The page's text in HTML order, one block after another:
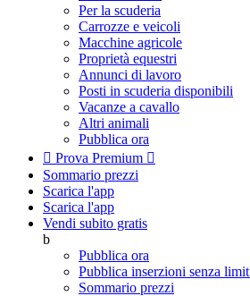
Per la scuderia
Carrozze e veicoli
Macchine agricole
Proprietà equestri
Annunci di lavoro
Posti in scuderia disponibili
Vacanze a cavallo
Altri animali
Pubblica ora
 Prova Premium 
Sommario prezzi
Scarica l'app
Scarica l'app
Vendi subito gratis
b
Pubblica ora
Pubblica inserzioni senza limit
Sommario prezzi